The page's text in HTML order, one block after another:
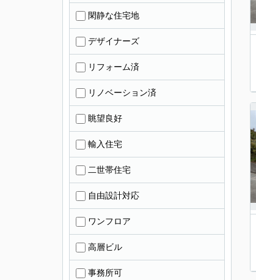
閑静な住宅地
デザイナーズ
リフォーム済
リノベーション済
眺望良好
輸入住宅
二世帯住宅
自由設計対応
ワンフロア
高層ビル
事務所可